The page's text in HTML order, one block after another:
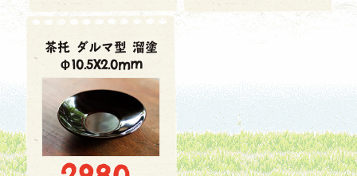
茶托 ダルマ型 溜塗
Φ10.5X2.0mm